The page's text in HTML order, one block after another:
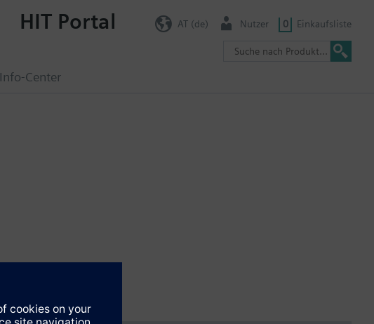
Info-Center
HIT Portal AT (de) Nutzer 0 Einkaufsliste